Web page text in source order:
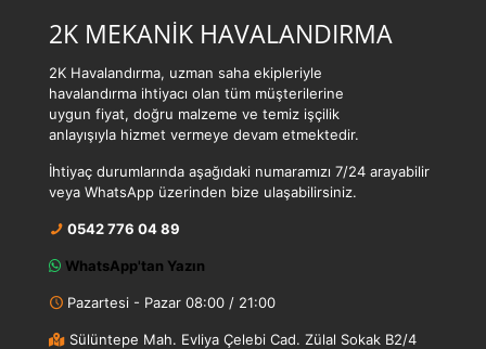
2K MEKANİK HAVALANDIRMA
2K Havalandırma, uzman saha ekipleriyle
havalandırma ihtiyacı olan tüm müşterilerine
uygun fiyat, doğru malzeme ve temiz işçilik
anlayışıyla hizmet vermeye devam etmektedir.
İhtiyaç durumlarında aşağıdaki numaramızı 7/24 arayabilir
veya WhatsApp üzerinden bize ulaşabilirsiniz.
0542 776 04 89
WhatsApp'tan Yazın
Pazartesi - Pazar 08:00 / 21:00
Sülüntepe Mah. Evliya Çelebi Cad. Zülal Sokak B2/4